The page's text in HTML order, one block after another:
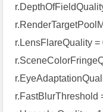
r.LensFlareQuality =
r.FastBlurThreshold